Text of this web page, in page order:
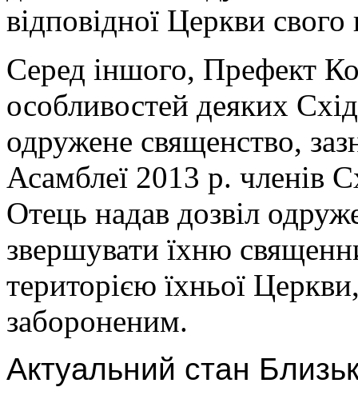
відповідної Церкви
Серед іншого, Префект
особливостей деяких
одружене священство,
Асамблеї 2013 р. членів
Отець надав дозвіл
звершувати їхню
територією їхньої
забороненим.
Актуальний стан